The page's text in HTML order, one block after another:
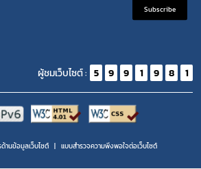
Subscribe
ผู้ชมเว็บไซต์ : 5 9 9 1 9 8 1
านข้อมูลเว็บไซต์ แบบสำรวจความพีงพอใจต่อเว็บไซต์